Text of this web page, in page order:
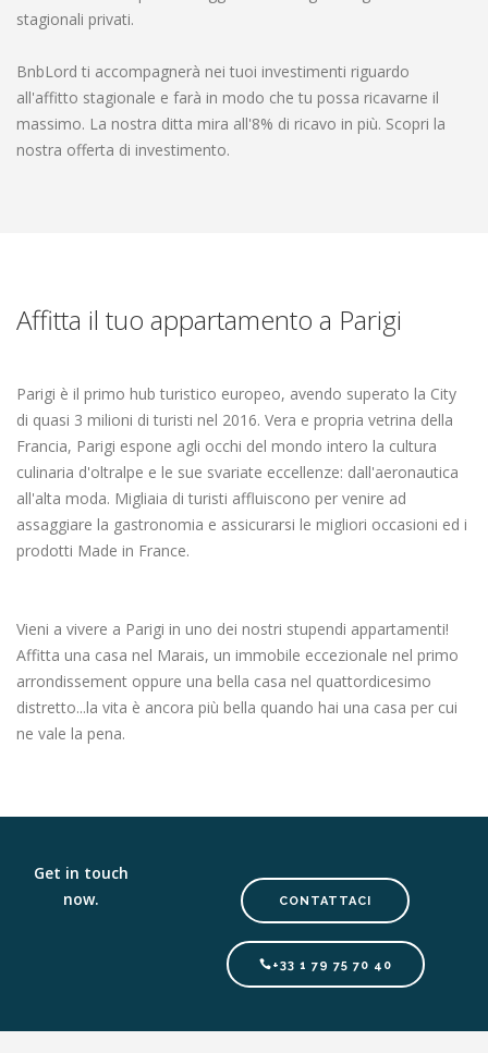
stagionali privati.
BnbLord ti accompagnerà nei tuoi investimenti riguardo
all'affitto stagionale e farà in modo che tu possa ricavarne il
massimo. La nostra ditta mira all'8% di ricavo in più. Scopri la
nostra offerta di investimento.
Affitta il tuo appartamento a Parigi
Parigi è il primo hub turistico europeo, avendo superato la City
di quasi 3 milioni di turisti nel 2016. Vera e propria vetrina della
Francia, Parigi espone agli occhi del mondo intero la cultura
culinaria d'oltralpe e le sue svariate eccellenze: dall'aeronautica
all'alta moda. Migliaia di turisti affluiscono per venire ad
assaggiare la gastronomia e assicurarsi le migliori occasioni ed i
prodotti Made in France.
Vieni a vivere a Parigi in uno dei nostri stupendi appartamenti!
Affitta una casa nel Marais, un immobile eccezionale nel primo
arrondissement oppure una bella casa nel quattordicesimo
distretto...la vita è ancora più bella quando hai una casa per cui
ne vale la pena.
Get in touch
now.
CONTATTACI
+33 1 79 75 70 40